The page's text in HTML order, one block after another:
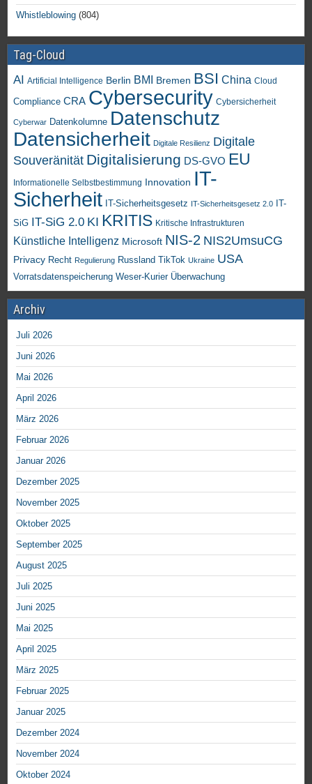
Whistleblowing (804)
Tag-Cloud
AI Artificial Intelligence Berlin BMI Bremen BSI China Cloud
Compliance CRA Cybersecurity Cybersicherheit
Cyberwar Datenkolumne Datenschutz
Datensicherheit Digitale Resilienz Digitale
Souveränität Digitalisierung DS-GVO EU
Informationelle Selbstbestimmung Innovation IT-
Sicherheit IT-Sicherheitsgesetz IT-Sicherheitsgesetz 2.0
IT-
SiG IT-SiG 2.0 KI KRITIS Kritische Infrastrukturen
Künstliche Intelligenz Microsoft NIS-2 NIS2UmsuCG
Privacy Recht Regulierung Russland TikTok Ukraine USA
Vorratsdatenspeicherung Weser-Kurier Überwachung
Archiv
Juli 2026
Juni 2026
Mai 2026
April 2026
März 2026
Februar 2026
Januar 2026
Dezember 2025
November 2025
Oktober 2025
September 2025
August 2025
Juli 2025
Juni 2025
Mai 2025
April 2025
März 2025
Februar 2025
Januar 2025
Dezember 2024
November 2024
Oktober 2024